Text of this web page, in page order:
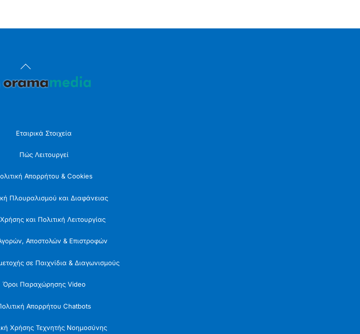
Back
To
Εταιρικά Στοιχεία
Πώς Λειτουργεί
Απορρήτου & Cookies
Πλουραλισμού και Διαφάνειας
και Πολιτική Λειτουργίας
Αποστολών & Επιστροφών
σε Παιχνίδια & Διαγωνισμούς
Όροι Παραχώρησης Video
Απορρήτου Chatbots
Χρήσης Τεχνητής Νοημοσύνης